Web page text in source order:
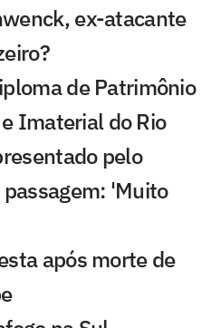
ex-atacante
de Patrimônio
Imaterial do Rio
pelo
'Muito
após morte de